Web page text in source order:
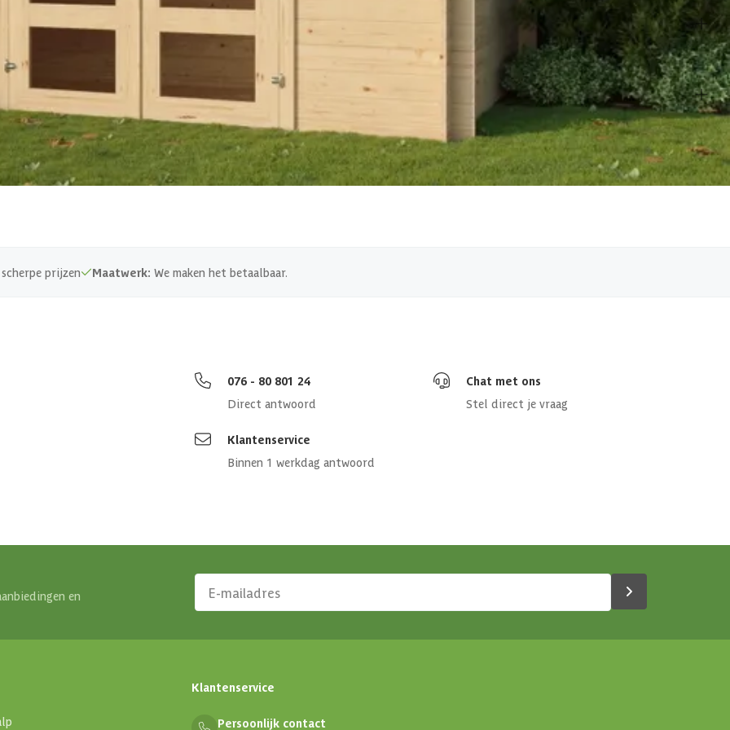
19-140-0115-0
1009840588678
Hout
prijzen Maatwerk: We maken het betaalbaar.
076 - 80 801 24
Direct antwoord
Chat met ons
Stel direct je vraag
Klantenservice
Binnen 1 werkdag antwoord
en
Klantenservice
Persoonlijk contact